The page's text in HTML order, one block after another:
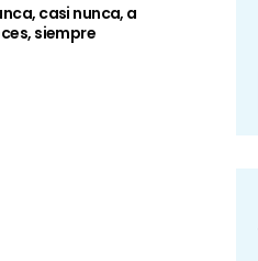
casi nunca, a
siempre